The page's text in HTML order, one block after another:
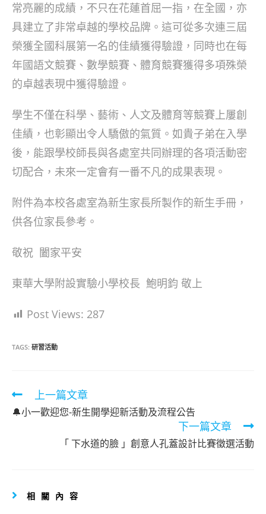
常亮麗的成績，不只在花蓮首屈一指，在全國，亦
具建立了非常卓越的學校品牌。這可從多次連三屆
榮獲全國科展第一名的佳績獲得驗證，同時也在每
年國語文競賽、數學競賽、體育競賽獲得多項殊榮
的卓越表現中獲得驗證。
學生不僅在科學、藝術、人文及體育等競賽上屢創
佳績，也彰顯出令人驕傲的氣質。如貴子弟在入學
後，能跟學校師長與各處室共同辦理的各項活動密
切配合，未來一定會有一番不凡的成果表現。
附件為本校各處室為新生家長所製作的新生手冊，
供各位家長參考。
敬祝 闔家平安
東華大學附設實驗小學校長 鮑明鈞 敬上
Post Views: 287
TAGS: 研習活動
Read
more
上一篇文章
🔔小一歡迎您-新生開學迎新活動及流程公告
下一篇文章
「 下水道的臉 」創意人孔蓋設計比賽徵選活動
相關內容